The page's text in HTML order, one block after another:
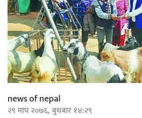
news of nepal
२९ माघ २०७६, बुधबार १४:२९